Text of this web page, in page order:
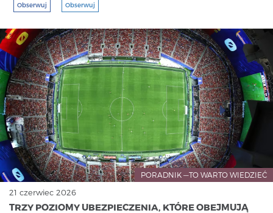
Obserwuj Obserwuj
PORADNIK —TO WARTO WIEDZIEĆ
21 czerwiec 2026
TRZY POZIOMY UBEZPIECZENIA, KTÓRE OBEJMUJĄ